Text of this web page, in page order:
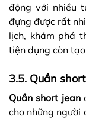
động với nhiều
đựng được rất
lịch, khám phá
tiện dụng còn
3.5. Quần
Quần short jean
cho những người